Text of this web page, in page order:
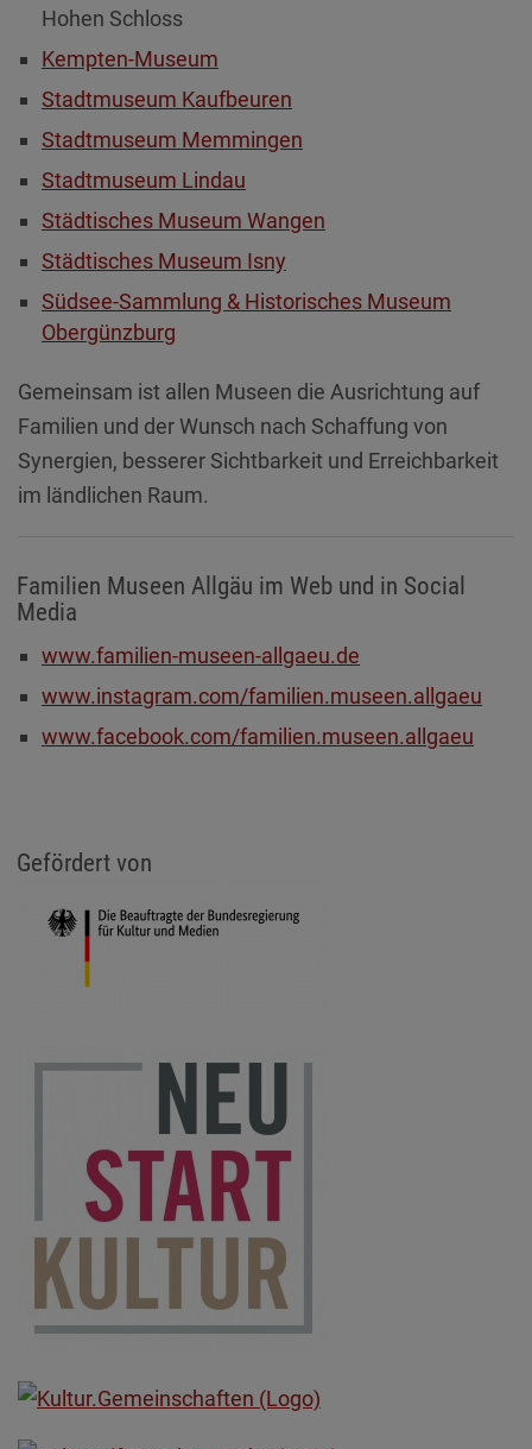
Hohen Schloss
Kempten-Museum
Stadtmuseum Kaufbeuren
Stadtmuseum Memmingen
Stadtmuseum Lindau
Städtisches Museum Wangen
Städtisches Museum Isny
Südsee-Sammlung & Historisches Museum
Obergünzburg
Gemeinsam ist allen Museen die Ausrichtung auf
Familien und der Wunsch nach Schaffung von
Synergien, besserer Sichtbarkeit und Erreichbarkeit
im ländlichen Raum.
Familien Museen Allgäu im Web und in Social
Media
www.familien-museen-allgaeu.de
www.instagram.com/familien.museen.allgaeu
www.facebook.com/familien.museen.allgaeu
Gefördert von